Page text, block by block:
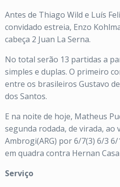
Antes de Thiago Wild e Luís
convidado estreia, Enzo
cabeça 2 Juan La Serna.
No total serão 13 partidas a
simples e duplas. O primeiro
entre os brasileiros Gustavo
dos Santos.
E na noite de hoje, Matheus
segunda rodada, de virada, ao
Ambrogi(ARG) por 6/7(3) 6/3
em quadra contra Hernan
Serviço